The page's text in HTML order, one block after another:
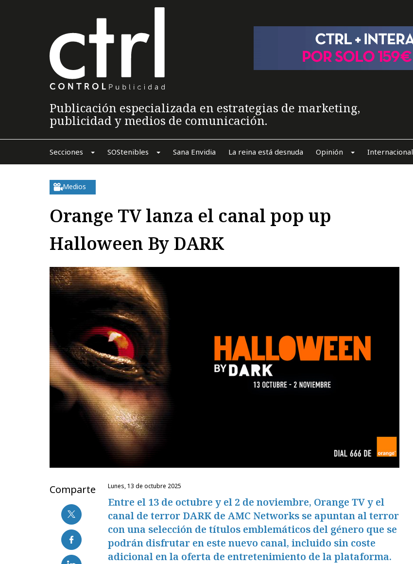
Publicación especializada en estrategias de marketing,
publicidad y medios de comunicación.
Secciones SOStenibles Sana Envidia La reina está desnuda Opinión Internacional
Medios
Orange TV lanza el canal pop up
Halloween By DARK
Comparte lunes, 13 de octubre 2025
Entre el 13 de octubre y el 2 de noviembre, Orange TV y el
canal de terror DARK de AMC Networks se apuntan al terror
con una selección de títulos emblemáticos del género que se
podrán disfrutar en este nuevo canal, incluido sin coste
adicional en la oferta de entretenimiento de la plataforma.